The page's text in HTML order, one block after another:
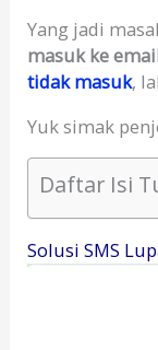
Yang jadi
masuk ke
tidak masuk,
Yuk simak
Daftar Isi
Solusi SMS